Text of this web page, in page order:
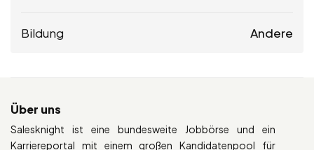
Bildung Andere
Über uns
Salesknight ist eine bundesweite Jobbörse und ein
Karriereportal mit einem großen Kandidatenpool für